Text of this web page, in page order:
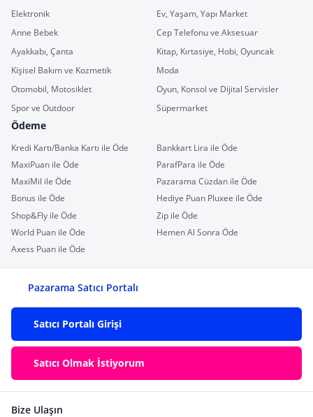
Elektronik
Ev, Yaşam, Yapı Market
Anne Bebek
Cep Telefonu ve Aksesuar
Ayakkabı, Çanta
Kitap, Kırtasiye, Hobi, Oyuncak
Kişisel Bakım ve Kozmetik
Moda
Otomobil, Motosiklet
Oyun, Konsol ve Dijital Servisler
Spor ve Outdoor
Süpermarket
Ödeme
Kredi Kartı/Banka Kartı ile Öde
Bankkart Lira ile Öde
MaxiPuan ile Öde
ParafPara ile Öde
MaxiMil ile Öde
Pazarama Cüzdan ile Öde
Bonus ile Öde
Hediye Puan Pluxee ile Öde
Shop&Fly ile Öde
Zip ile Öde
World Puan ile Öde
Hemen Al Sonra Öde
Axess Puan ile Öde
Pazarama Satıcı Portalı
Satıcı Portalı Girişi
Satıcı Olmak İstiyorum
Bize Ulaşın